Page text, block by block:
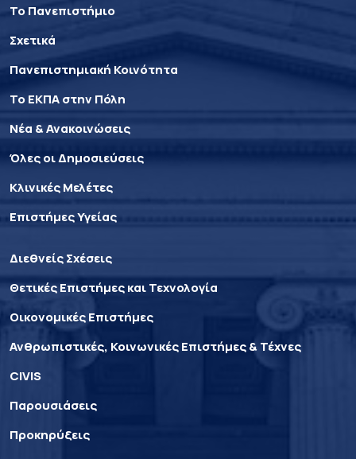
Το Πανεπιστήμιο
Σχετικά
Πανεπιστημιακή Κοινότητα
Το ΕΚΠΑ στην Πόλη
Νέα & Ανακοινώσεις
Όλες οι Δημοσιεύσεις
Κλινικές Μελέτες
Επιστήμες Υγείας
Διεθνείς Σχέσεις
Θετικές Επιστήμες και Τεχνολογία
Οικονομικές Επιστήμες
Ανθρωπιστικές, Κοινωνικές Επιστήμες & Τέχνες
CIVIS
Παρουσιάσεις
Προκηρύξεις